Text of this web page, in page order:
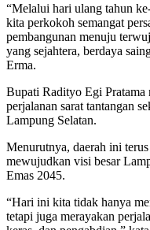
“Melalui hari ulang tahun
kita perkokoh semangat
pembangunan menuju
yang sejahtera, berdaya
Erma.
Bupati Radityo Egi Pratama
perjalanan sarat tantangan
Lampung Selatan.
Menurutnya, daerah ini
mewujudkan visi besar
Emas 2045.
“Hari ini kita tidak hanya
tetapi juga merayakan